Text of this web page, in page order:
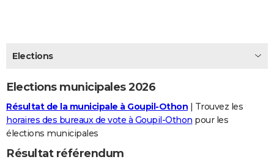
CARTE DE VOEUX
Carte de Noël
Carte Bonne année
Carte Saint-Valentin
Carte Pâques
Carte d'anniversaire
DICTIONNAIRE
Dictionnaire
Biographies
Citations
Expressions
Proverbes
PROGRAMME TV
Elections
Elections municipales 2026
Résultat de la municipale à Goupil-Othon | Trouvez les
horaires des bureaux de vote à Goupil-Othon pour les
élections municipales
Résultat référendum